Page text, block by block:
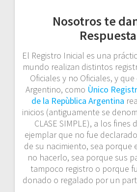
Nosotros te
El Registro Inicial es una
mundo realizan distintos
Oficiales y no Oficiales, y
Argentino, como Ùnico
de la Repùblica Argentina
inicios (antiguamente se
CLASE SIMPLE), a los fines
ejemplar que no fue
de su nacimiento, sea porque
no hacerlo, sea porque sus
tampoco registro o porque
donado o regalado por un